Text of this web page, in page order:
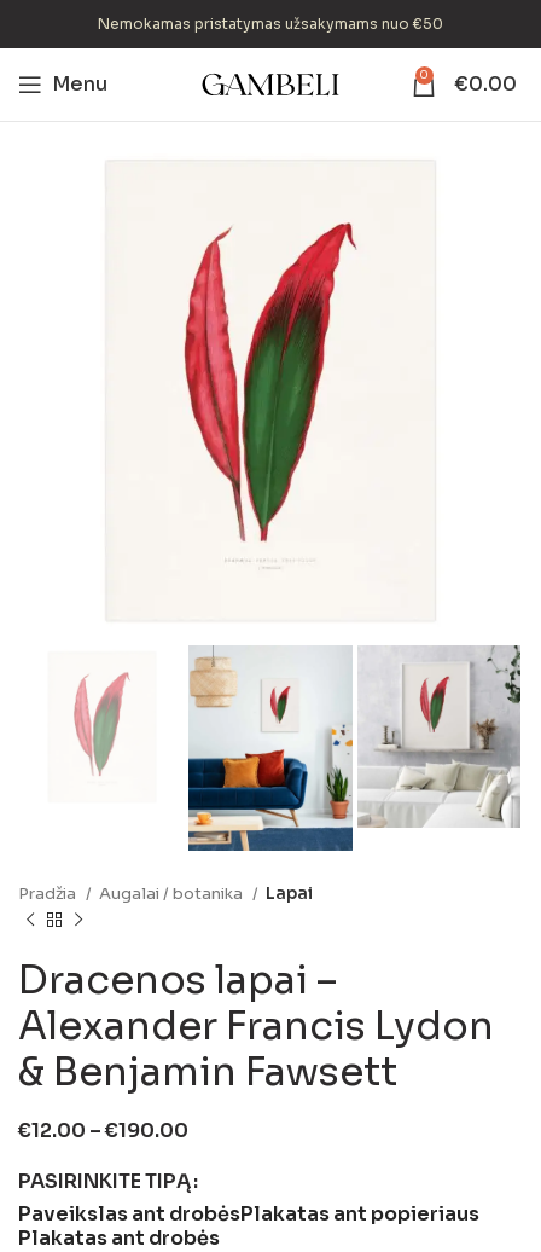
Nemokamas pristatymas užsakymams nuo €50
Menu 0 €0.00
Pradžia Augalai / botanika Lapai
Dracenos lapai –
Alexander Francis Lydon
& Benjamin Fawsett
€12.00 –€190.00
PASIRINKITE TIPĄ
Paveikslas ant drobėsPlakatas ant popieriaus
Plakatas ant drobės